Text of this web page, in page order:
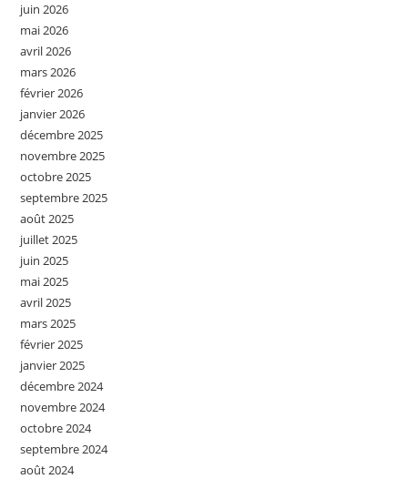
juin 2026
mai 2026
avril 2026
mars 2026
février 2026
janvier 2026
décembre 2025
novembre 2025
octobre 2025
septembre 2025
août 2025
juillet 2025
juin 2025
mai 2025
avril 2025
mars 2025
février 2025
janvier 2025
décembre 2024
novembre 2024
octobre 2024
septembre 2024
août 2024